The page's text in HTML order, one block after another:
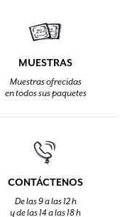
MUESTRAS
Muestras ofrecidas
en todos sus paquetes
CONTÁCTENOS
De las 9 a las 12 h
y de las 14 a las 18 h